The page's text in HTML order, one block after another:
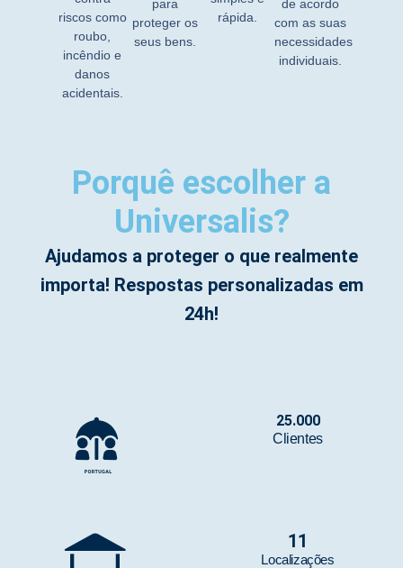
riscos como
roubo,
incêndio e
danos
acidentais.
para
proteger os
seus bens.
rápida.
de acordo
com as suas
necessidades
individuais.
Porquê escolher a
Universalis?
Ajudamos a proteger o que realmente
importa! Respostas personalizadas em
24h!
Clientes
25.000
Localizações
11